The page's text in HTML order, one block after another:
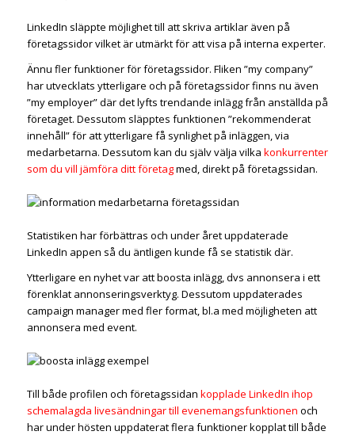
LinkedIn släppte möjlighet till att skriva artiklar även på
företagssidor vilket är utmärkt för att visa på interna experter.
Ännu fler funktioner för företagssidor. Fliken ”my company”
har utvecklats ytterligare och på företagssidor finns nu även
”my employer” där det lyfts trendande inlägg från anställda på
företaget. Dessutom släpptes funktionen ”rekommenderat
innehåll” för att ytterligare få synlighet på inläggen, via
medarbetarna. Dessutom kan du själv välja vilka konkurrenter
som du vill jämföra ditt företagmed, direkt på företagssidan.
Statistiken har förbättras och under året uppdaterade
LinkedIn appen så du äntligen kunde få se statistik där.
Ytterligare en nyhet var att boosta inlägg, dvs annonsera i ett
förenklat annonseringsverktyg. Dessutom uppdaterades
campaign manager med fler format, bl.a med möjligheten att
annonsera med event.
Till både profilen och företagssidan kopplade LinkedIn ihop
schemalagda livesändningar till evenemangsfunktionen och
har under hösten uppdaterat flera funktioner kopplat till både